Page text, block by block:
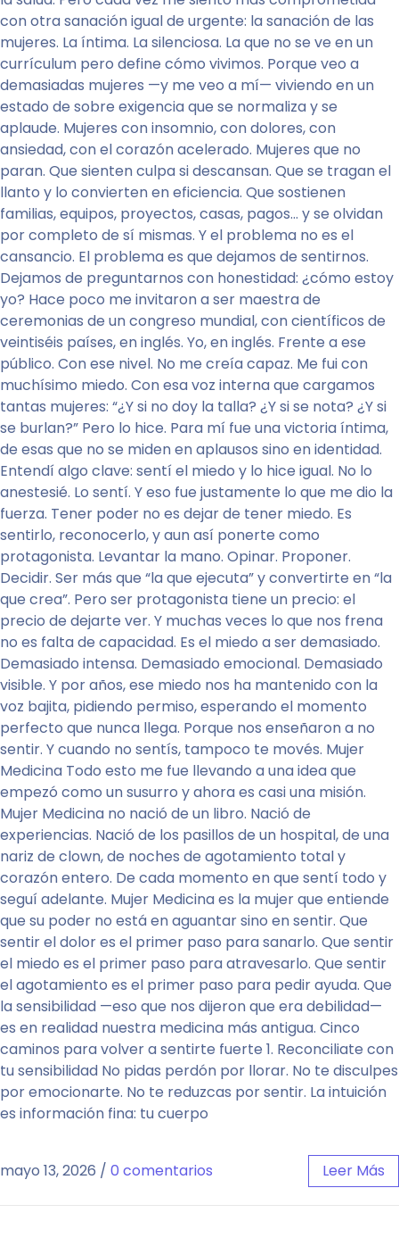
con otra sanación igual de urgente: la sanación de las
mujeres. La íntima. La silenciosa. La que no se ve en un
currículum pero define cómo vivimos. Porque veo a
demasiadas mujeres —y me veo a mí— viviendo en un
estado de sobre exigencia que se normaliza y se
aplaude. Mujeres con insomnio, con dolores, con
ansiedad, con el corazón acelerado. Mujeres que no
paran. Que sienten culpa si descansan. Que se tragan el
llanto y lo convierten en eficiencia. Que sostienen
familias, equipos, proyectos, casas, pagos… y se olvidan
por completo de sí mismas. Y el problema no es el
cansancio. El problema es que dejamos de sentirnos.
Dejamos de preguntarnos con honestidad: ¿cómo estoy
yo? Hace poco me invitaron a ser maestra de
ceremonias de un congreso mundial, con científicos de
veintiséis países, en inglés. Yo, en inglés. Frente a ese
público. Con ese nivel. No me creía capaz. Me fui con
muchísimo miedo. Con esa voz interna que cargamos
tantas mujeres: “¿Y si no doy la talla? ¿Y si se nota? ¿Y si
se burlan?” Pero lo hice. Para mí fue una victoria íntima,
de esas que no se miden en aplausos sino en identidad.
Entendí algo clave: sentí el miedo y lo hice igual. No lo
anestesié. Lo sentí. Y eso fue justamente lo que me dio la
fuerza. Tener poder no es dejar de tener miedo. Es
sentirlo, reconocerlo, y aun así ponerte como
protagonista. Levantar la mano. Opinar. Proponer.
Decidir. Ser más que “la que ejecuta” y convertirte en “la
que crea”. Pero ser protagonista tiene un precio: el
precio de dejarte ver. Y muchas veces lo que nos frena
no es falta de capacidad. Es el miedo a ser demasiado.
Demasiado intensa. Demasiado emocional. Demasiado
visible. Y por años, ese miedo nos ha mantenido con la
voz bajita, pidiendo permiso, esperando el momento
perfecto que nunca llega. Porque nos enseñaron a no
sentir. Y cuando no sentís, tampoco te movés. Mujer
Medicina Todo esto me fue llevando a una idea que
empezó como un susurro y ahora es casi una misión.
Mujer Medicina no nació de un libro. Nació de
experiencias. Nació de los pasillos de un hospital, de una
nariz de clown, de noches de agotamiento total y
corazón entero. De cada momento en que sentí todo y
seguí adelante. Mujer Medicina es la mujer que entiende
que su poder no está en aguantar sino en sentir. Que
sentir el dolor es el primer paso para sanarlo. Que sentir
el miedo es el primer paso para atravesarlo. Que sentir
el agotamiento es el primer paso para pedir ayuda. Que
la sensibilidad —eso que nos dijeron que era debilidad—
es en realidad nuestra medicina más antigua. Cinco
caminos para volver a sentirte fuerte 1. Reconciliate con
tu sensibilidad No pidas perdón por llorar. No te disculpes
por emocionarte. No te reduzcas por sentir. La intuición
es información fina: tu cuerpo
mayo 13, 2026 / 0 comentarios Leer Más